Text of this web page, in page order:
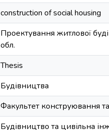
construction of social housing
Проектування житлової
обл.
Thesis
Будівництва
Факультет конструювання
Будівництво та цивільна